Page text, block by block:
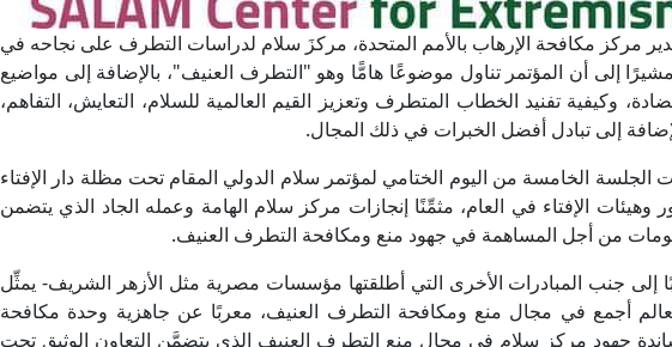
مدير مركز مكافحة الإرهاب بالأمم المتحدة، مركزَ سلام لدراسات التطرف على نجاحه في
إلى أن المؤتمر تناول موضوعًا هامًّا وهو "التطرف العنيف"، بالإضافة إلى مواضيع
وكيفية تفنيد الخطاب المتطرف وتعزيز القيم العالمية للسلام، التعايش، التفاهم،
إلى تبادل أفضل الخبرات في ذلك المجال.
الجلسة الخامسة من اليوم الختامي لمؤتمر سلام الدولي المقام تحت مظلة دار الإفتاء
وهيئات الإفتاء في العام، مثمِّنًا إنجازات مركز سلام الهامة وعمله الجاد الذي يتضمن
من أجل المساهمة في جهود منع ومكافحة التطرف العنيف.
جنب المبادرات الأخرى التي أطلقتها مؤسسات مصرية مثل الأزهر الشريف- يمثِّل
أجمع في مجال منع ومكافحة التطرف العنيف، معربًا عن جاهزية وحدة مكافحة
جهود مركز سلام في مجال منع التطرف العنيف الذي يتضمَّن التعاون الوثيق تحت